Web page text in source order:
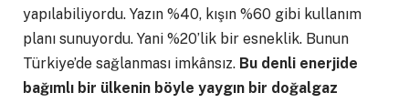
yapılabiliyordu. Yazın %40, kışın %60 gibi kullanım
planı sunuyordu. Yani %20’lik bir esneklik. Bunun
Türkiye’de sağlanması imkânsız. Bu denli enerjide
bağımlı bir ülkenin böyle yaygın bir doğalgaz